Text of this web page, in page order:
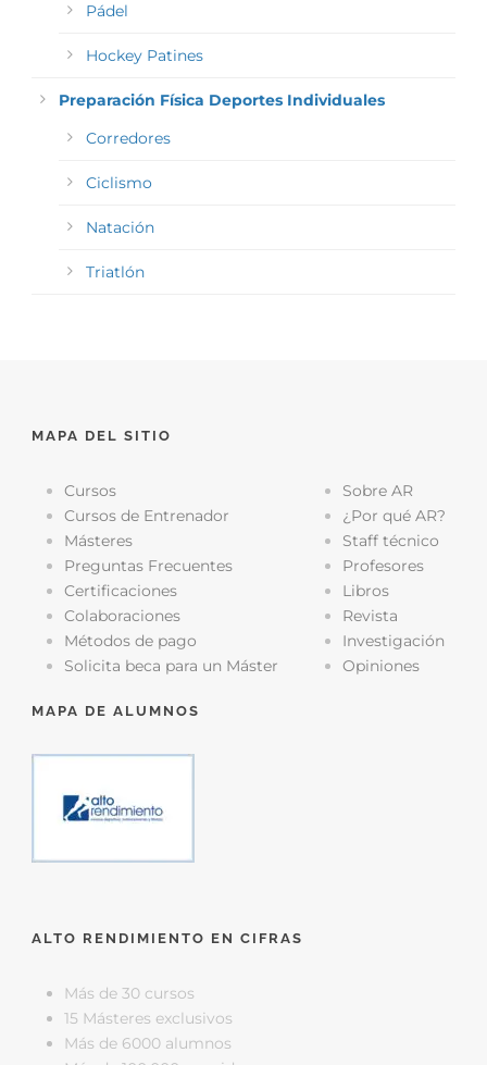
Pádel
Hockey Patines
Preparación Física Deportes Individuales
Corredores
Ciclismo
Natación
Triatlón
MAPA DEL SITIO
Cursos
Cursos de Entrenador
Másteres
Preguntas Frecuentes
Certificaciones
Colaboraciones
Métodos de pago
Solicita beca para un Máster
Sobre AR
¿Por qué AR?
Staff técnico
Profesores
Libros
Revista
Investigación
Opiniones
MAPA DE ALUMNOS
ALTO RENDIMIENTO EN CIFRAS
Más de 30 cursos
15 Másteres exclusivos
Más de 6000 alumnos